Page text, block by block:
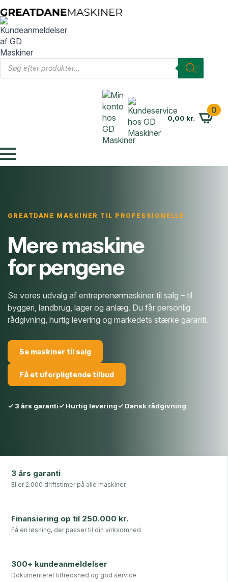
Products
search
0,00 kr.
0
GREATDANE MASKINER TIL PROFESSIONELLE
Mere maskine
for pengene
Se vores udvalg af entreprenørmaskiner til salg – til
byggeri, landbrug, lager og anlæg. Du får personlig
rådgivning, hurtig levering og markedets stærke garanti.
Se maskiner til salg
Få et uforpligtende tilbud
✓ 3 års garanti✓ Hurtig levering✓ Dansk rådgivning
3 års garanti
Eller 2.000 driftstimer på alle maskiner
Finansiering op til 250.000 kr.
Få en løsning, der passer til din virksomhed
300+ kundeanmeldelser
Dokumenteret tilfredshed og god service